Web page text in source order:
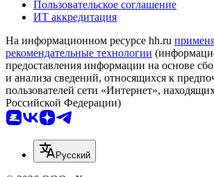
Пользовательское соглашение
ИТ аккредитация
На информационном ресурсе hh.ru
рекомендательные технологии
предоставления информации на основе
и анализа сведений, относящихся к
пользователей сети «Интернет»,
Российской Федерации)
Русский